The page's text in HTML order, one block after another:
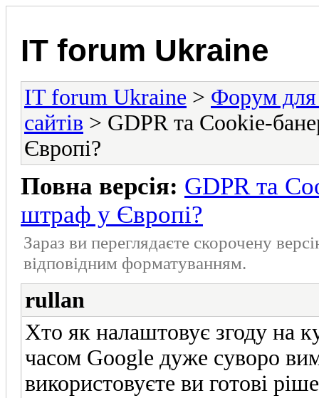
IT forum Ukraine
IT forum Ukraine > Форум для
сайтів > GDPR та Cookie-
Європі?
Повна версія: GDPR та
штраф у Європі?
Зараз ви переглядаєте скорочену
відповідним форматуванням.
rullan
Хто як налаштовує згоду на
часом Google дуже суворо
використовуєте ви готові